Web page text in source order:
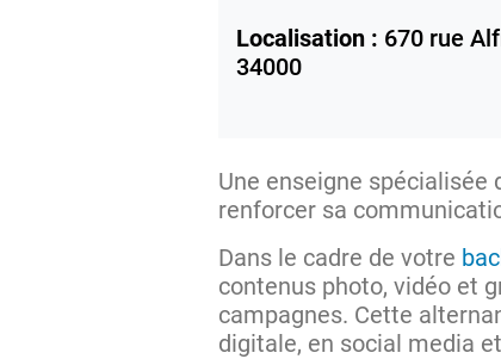
Localisation : 670 rue
34000
Une enseigne
renforcer sa
Dans le cadre de votre
contenus photo, vidéo et
campagnes. Cette
digitale, en social media